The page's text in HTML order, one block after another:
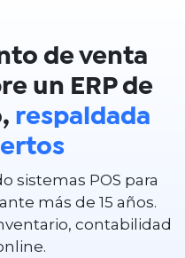
de venta
un ERP de
respaldada
sistemas POS para
más de 15 años.
contabilidad